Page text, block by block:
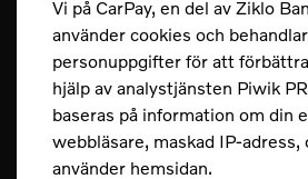
Hur gör jag en insättning till mitt
Fler frågor och svar
Säkerhet
Spärra ditt kort dygnet runt.
Vi på CarPay, en del av Ziklo
använder cookies och
personuppgifter för att
hjälp av analystjänsten Piwik
baseras på information om din
webbläsare, maskad IP-adress,
använder hemsidan.